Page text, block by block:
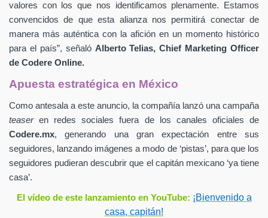
valores con los que nos identificamos plenamente. Estamos
convencidos de que esta alianza nos permitirá conectar de
manera más auténtica con la afición en un momento histórico
para el país”, señaló Alberto Telias,Chief Marketing Officer
de Codere Online.
Apuesta estratégica en México
Como antesala a este anuncio, la compañía lanzó una campaña
teaseren redes sociales fuera de los canales oficiales de
Codere.mx,
generando una gran expectación entre sus
seguidores, lanzando imágenes a modo de ‘pistas’, para que los
seguidores pudieran descubrir que el capitán mexicano ‘ya tiene
casa’.
El vídeo de este lanzamiento en YouTube: ¡Bienvenido a
casa, capitán!